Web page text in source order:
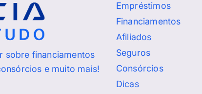
sobre financiamentos
e muito mais!
Empréstimos
Financiamentos
Afiliados
Seguros
Consórcios
Dicas